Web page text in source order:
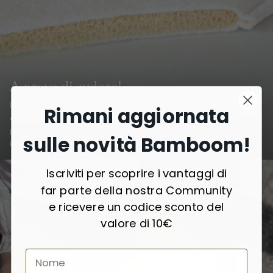
A prova di sudore!
La struttura interna in 3D-mesh garantisce una
circolazione dell’aria
: lo strato reticolare permette un continuo
passaggio dell’aria per un materassino ultra traspirante, sicuro e
igienico, che previene l’accumulo di calore e umidità.
Rimani aggiornata
sulle novità Bamboom!
Iscriviti per scoprire i vantaggi di
far parte della nostra Community
e ricevere un codice sconto del
valore di 10€